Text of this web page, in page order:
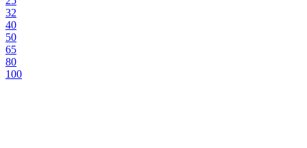
32
40
50
65
80
100